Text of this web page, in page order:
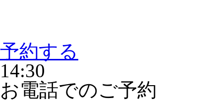
予約する
14:30
お電話でのご予約